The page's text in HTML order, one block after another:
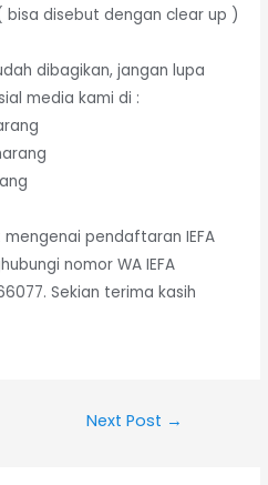
bisa disebut dengan clear up )
dibagikan, jangan lupa
media kami di :
pendaftaran IEFA
nomor WA IEFA
Sekian terima kasih
Next Post →